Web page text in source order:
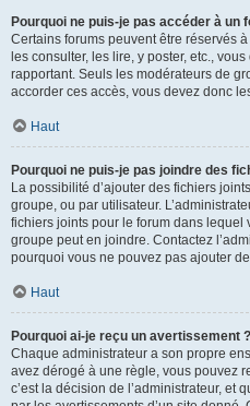
Pourquoi ne puis-je pas accéder à un
Certains forums peuvent être réservés
les consulter, les lire, y poster, etc.,
rapportant. Seuls les modérateurs de
accorder ces accès, vous devez donc
Haut
Pourquoi ne puis-je pas joindre des
La possibilité d’ajouter des fichiers
groupe, ou par utilisateur.
fichiers joints pour le forum dans lequel
groupe peut en joindre. Contactez
pourquoi vous ne pouvez pas ajouter
Haut
Pourquoi ai-je reçu un avertissement ?
Chaque administrateur a son propre
avez dérogé à une règle, vous pouvez
c’est la décision de l’administrateur, et